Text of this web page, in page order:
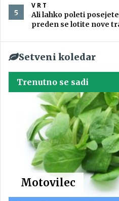
VRT
Ali lahko poleti
preden se lotite nove
Setveni koledar
Trenutno se sadi
Motovilec